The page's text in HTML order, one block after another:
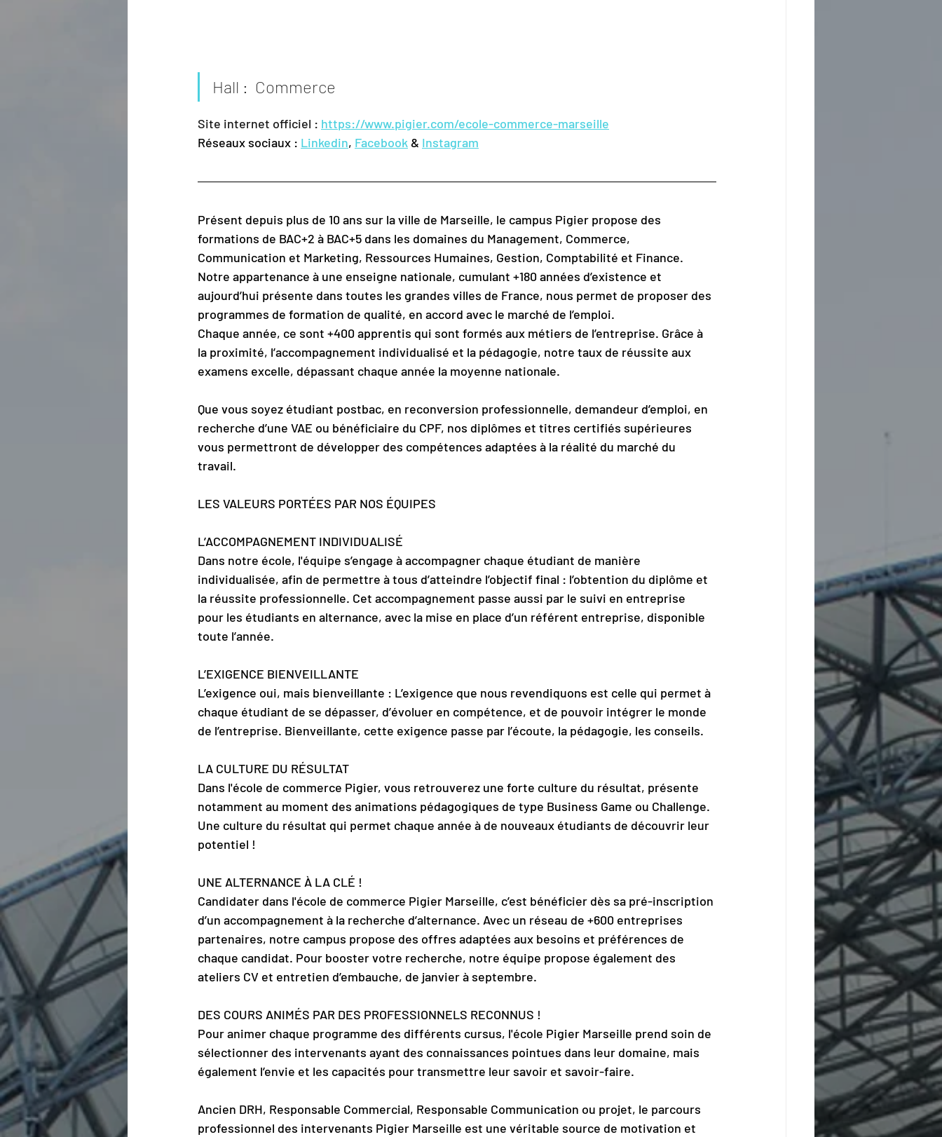
Hall :  Commerce
Site internet officiel : https://www.pigier.com/ecole-commerce-marseille
Réseaux sociaux : Linkedin, Facebook & Instagram
Présent depuis plus de 10 ans sur la ville de Marseille, le campus Pigier propose des
formations de BAC+2 à BAC+5 dans les domaines du Management, Commerce,
Communication et Marketing, Ressources Humaines, Gestion, Comptabilité et Finance.
Notre appartenance à une enseigne nationale, cumulant +180 années d’existence et
aujourd’hui présente dans toutes les grandes villes de France, nous permet de proposer des
programmes de formation de qualité, en accord avec le marché de l’emploi.
Chaque année, ce sont +400 apprentis qui sont formés aux métiers de l’entreprise. Grâce à
la proximité, l’accompagnement individualisé et la pédagogie, notre taux de réussite aux
examens excelle, dépassant chaque année la moyenne nationale.
Que vous soyez étudiant postbac, en reconversion professionnelle, demandeur d’emploi, en
recherche d’une VAE ou bénéficiaire du CPF, nos diplômes et titres certifiés supérieures
vous permettront de développer des compétences adaptées à la réalité du marché du
travail.
LES VALEURS PORTÉES PAR NOS ÉQUIPES
L’ACCOMPAGNEMENT INDIVIDUALISÉ
Dans notre école, l'équipe s’engage à accompagner chaque étudiant de manière
individualisée, afin de permettre à tous d’atteindre l’objectif final : l’obtention du diplôme et
la réussite professionnelle. Cet accompagnement passe aussi par le suivi en entreprise
pour les étudiants en alternance, avec la mise en place d’un référent entreprise, disponible
toute l’année.
L’EXIGENCE BIENVEILLANTE
L’exigence oui, mais bienveillante : L’exigence que nous revendiquons est celle qui permet à
chaque étudiant de se dépasser, d’évoluer en compétence, et de pouvoir intégrer le monde
de l’entreprise. Bienveillante, cette exigence passe par l’écoute, la pédagogie, les conseils.
LA CULTURE DU RÉSULTAT
Dans l'école de commerce Pigier, vous retrouverez une forte culture du résultat, présente
notamment au moment des animations pédagogiques de type Business Game ou Challenge.
Une culture du résultat qui permet chaque année à de nouveaux étudiants de découvrir leur
potentiel !
UNE ALTERNANCE À LA CLÉ !
Candidater dans l'école de commerce Pigier Marseille, c’est bénéficier dès sa pré-inscription
d’un accompagnement à la recherche d’alternance. Avec un réseau de +600 entreprises
partenaires, notre campus propose des offres adaptées aux besoins et préférences de
chaque candidat. Pour booster votre recherche, notre équipe propose également des
ateliers CV et entretien d’embauche, de janvier à septembre.
DES COURS ANIMÉS PAR DES PROFESSIONNELS RECONNUS !
Pour animer chaque programme des différents cursus, l'école Pigier Marseille prend soin de
sélectionner des intervenants ayant des connaissances pointues dans leur domaine, mais
également l’envie et les capacités pour transmettre leur savoir et savoir-faire.
Ancien DRH, Responsable Commercial, Responsable Communication ou projet, le parcours
professionnel des intervenants Pigier Marseille est une véritable source de motivation et